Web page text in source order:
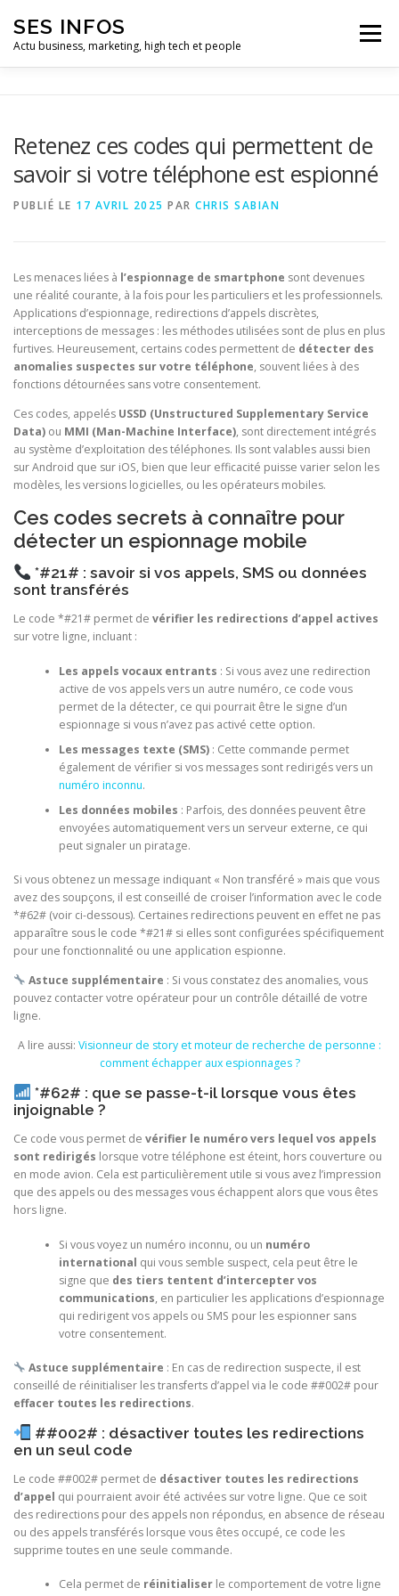
contenu
SES INFOS
Actu business, marketing, high tech et people
Menu
HIGH TECH ET INFORMATIQUE INFLUENCEURS
Retenez ces codes qui permettent de
savoir si votre téléphone est espionné
PUBLIÉ LE 17 AVRIL 2025 PAR CHRIS SABIAN
Les menaces liées à l’espionnage de smartphone sont devenues
une réalité courante, à la fois pour les particuliers et les professionnels.
Applications d’espionnage, redirections d’appels discrètes,
interceptions de messages : les méthodes utilisées sont de plus en plus
furtives. Heureusement, certains codes permettent de détecter des
anomalies suspectes sur votre téléphone, souvent liées à des
fonctions détournées sans votre consentement.
Ces codes, appelés USSD (Unstructured Supplementary Service
Data) ou MMI (Man-Machine Interface), sont directement intégrés
au système d’exploitation des téléphones. Ils sont valables aussi bien
sur Android que sur iOS, bien que leur efficacité puisse varier selon les
modèles, les versions logicielles, ou les opérateurs mobiles.
Ces codes secrets à connaître pour
détecter un espionnage mobile
*#21# : savoir si vos appels, SMS ou données
sont transférés
Le code *#21# permet de vérifier les redirections d’appel actives
sur votre ligne, incluant :
Les appels vocaux entrants : Si vous avez une redirection
active de vos appels vers un autre numéro, ce code vous
permet de la détecter, ce qui pourrait être le signe d’un
espionnage si vous n’avez pas activé cette option.
Les messages texte (SMS): Cette commande permet
également de vérifier si vos messages sont redirigés vers un
numéro inconnu.
Les données mobiles : Parfois, des données peuvent être
envoyées automatiquement vers un serveur externe, ce qui
peut signaler un piratage.
Si vous obtenez un message indiquant « Non transféré » mais que vous
avez des soupçons, il est conseillé de croiser l’information avec le code
*#62# (voir ci-dessous). Certaines redirections peuvent en effet ne pas
apparaître sous le code *#21# si elles sont configurées spécifiquement
pour une fonctionnalité ou une application espionne.
Astuce supplémentaire : Si vous constatez des anomalies, vous
pouvez contacter votre opérateur pour un contrôle détaillé de votre
ligne.
A lire aussi: Visionneur de story et moteur de recherche de personne :
comment échapper aux espionnages ?
*#62# : que se passe-t-il lorsque vous êtes
injoignable ?
Ce code vous permet de vérifier le numéro vers lequel vos appels
sont redirigés lorsque votre téléphone est éteint, hors couverture ou
en mode avion. Cela est particulièrement utile si vous avez l’impression
que des appels ou des messages vous échappent alors que vous êtes
hors ligne.
Si vous voyez un numéro inconnu, ou un numéro
international qui vous semble suspect, cela peut être le
signe que des tiers tentent d’intercepter vos
communications, en particulier les applications d’espionnage
qui redirigent vos appels ou SMS pour les espionner sans
votre consentement.
Astuce supplémentaire : En cas de redirection suspecte, il est
conseillé de réinitialiser les transferts d’appel via le code ##002# pour
effacer toutes les redirections.
##002# : désactiver toutes les redirections
en un seul code
Le code ##002# permet de désactiver toutes les redirections
d’appel qui pourraient avoir été activées sur votre ligne. Que ce soit
des redirections pour des appels non répondus, en absence de réseau
ou des appels transférés lorsque vous êtes occupé, ce code les
supprime toutes en une seule commande.
Cela permet de réinitialiserle comportement de votre ligne